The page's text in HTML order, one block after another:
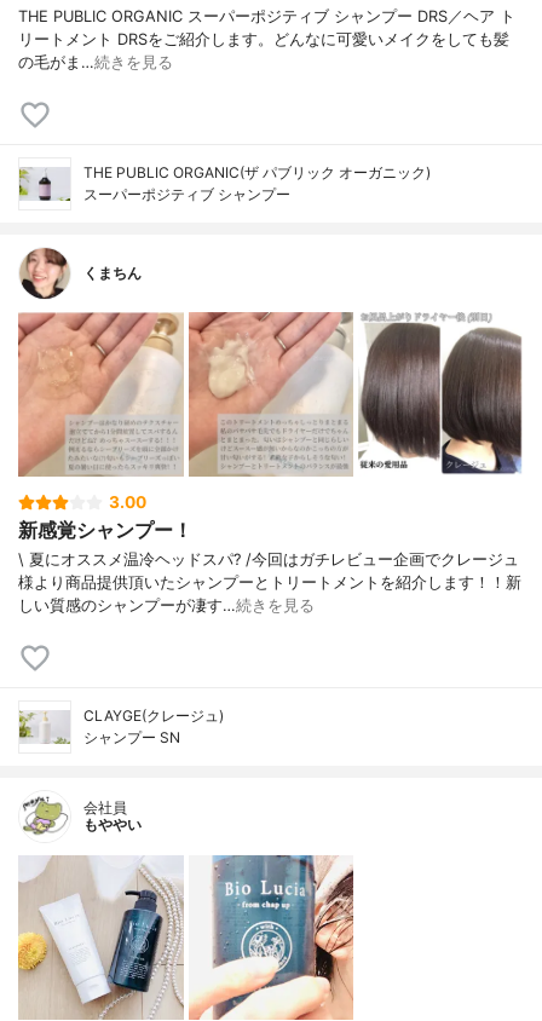
THE PUBLIC ORGANIC スーパーポジティブ シャンプー DRS／ヘア ト
リートメント DRSをご紹介します。どんなに可愛いメイクをしても髪
の毛がま…続きを見る
THE PUBLIC ORGANIC(ザ パブリック オーガニック)
スーパーポジティブ シャンプー
くまちん
3.00
新感覚シャンプー！
\ 夏にオススメ温冷ヘッドスパ? /今回はガチレビュー企画でクレージュ
様より商品提供頂いたシャンプーとトリートメントを紹介します！！新
しい質感のシャンプーが凄す…続きを見る
CLAYGE(クレージュ)
シャンプー SN
会社員
もややい